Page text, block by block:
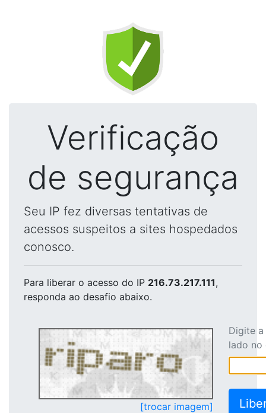
Verificação
de segurança
Seu IP fez diversas tentativas de
acessos suspeitos a sites hospedados
conosco.
Para liberar o acesso do IP 216.73.217.111,
responda ao desafio abaixo.
[trocar imagem]
Digite
lado no